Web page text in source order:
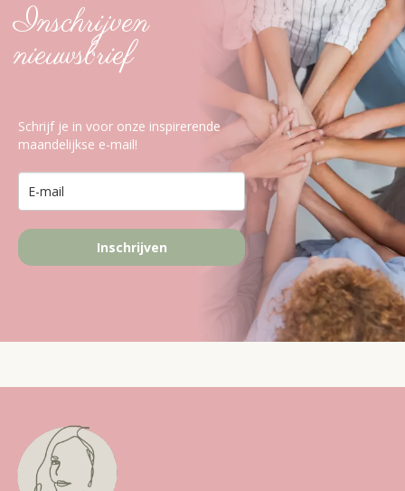
Inschrijven
nieuwsbrief
Schrijf je in voor onze inspirerende
maandelijkse e-mail!
Inschrijven